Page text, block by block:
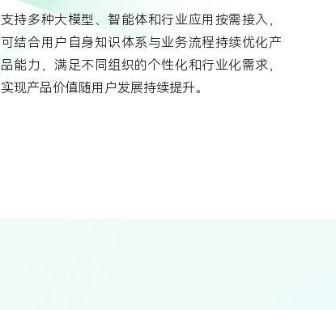
支持多种大模型、智能体和行业应用按需接入，
可结合用户自身知识体系与业务流程持续优化产
品能力，满足不同组织的个性化和行业化需求，
实现产品价值随用户发展持续提升。